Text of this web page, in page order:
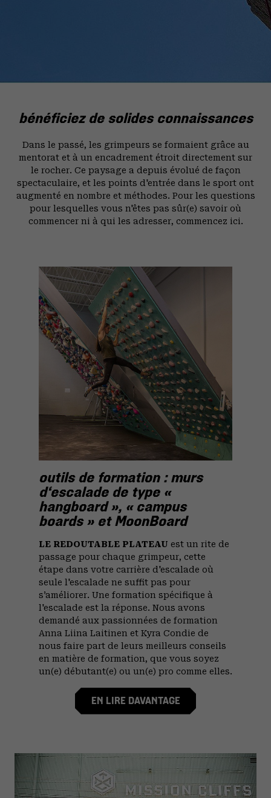
bénéficiez de solides connaissances
Dans le passé, les grimpeurs se formaient grâce au
mentorat et à un encadrement étroit directement sur
le rocher. Ce paysage a depuis évolué de façon
spectaculaire, et les points d'entrée dans le sport ont
augmenté en nombre et méthodes. Pour les questions
pour lesquelles vous n'êtes pas sûr(e) savoir où
commencer ni à qui les adresser, commencez ici.
outils de formation : murs
d‘escalade de type «
hangboard », « campus
boards » et MoonBoard
LE REDOUTABLE PLATEAU est un rite de
passage pour chaque grimpeur, cette
étape dans votre carrière d'escalade où
seule l'escalade ne suffit pas pour
s’améliorer. Une formation spécifique à
l'escalade est la réponse. Nous avons
demandé aux passionnées de formation
Anna Liina Laitinen et Kyra Condie de
nous faire part de leurs meilleurs conseils
en matière de formation, que vous soyez
un(e) débutant(e) ou un(e) pro comme elles.
EN LIRE DAVANTAGE